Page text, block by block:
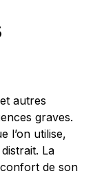
autres
graves.
l’on utilise,
La
de son